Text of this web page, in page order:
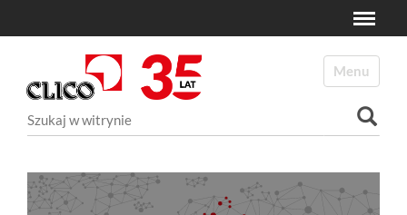
Toggle